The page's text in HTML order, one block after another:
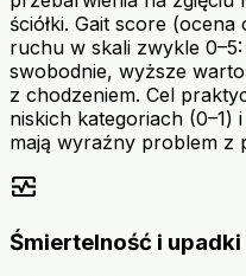
ściółki. Gait score
ruchu w skali zwykle
swobodnie, wyższe
z chodzeniem. Cel
niskich kategoriach (0–1)
mają wyraźny problem z
monitor_heart
Śmiertelność i upadki